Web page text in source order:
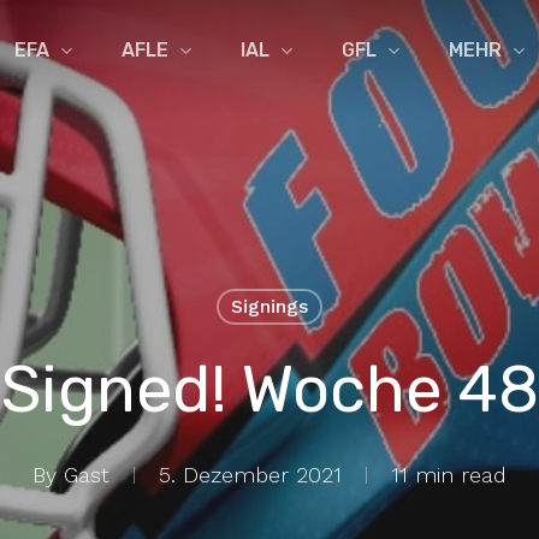
EFA AFLE IAL GFL MEHR
Signings
Signed! Woche 48
By Gast 5. Dezember 2021 11 min read